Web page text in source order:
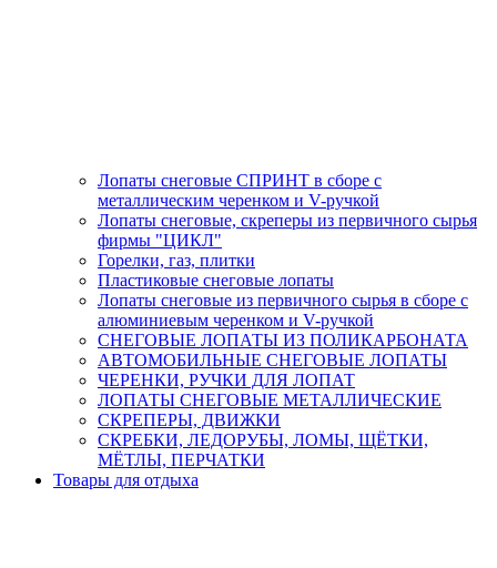
Лопаты снеговые СПРИНТ в сборе с
металлическим черенком и V-ручкой
Лопаты снеговые, скреперы из первичного сырья
фирмы "ЦИКЛ"
Горелки, газ, плитки
Пластиковые снеговые лопаты
Лопаты снеговые из первичного сырья в сборе с
алюминиевым черенком и V-ручкой
СНЕГОВЫЕ ЛОПАТЫ ИЗ ПОЛИКАРБОНАТА
АВТОМОБИЛЬНЫЕ СНЕГОВЫЕ ЛОПАТЫ
ЧЕРЕНКИ, РУЧКИ ДЛЯ ЛОПАТ
ЛОПАТЫ СНЕГОВЫЕ МЕТАЛЛИЧЕСКИЕ
СКРЕПЕРЫ, ДВИЖКИ
СКРЕБКИ, ЛЕДОРУБЫ, ЛОМЫ, ЩЁТКИ,
МЁТЛЫ, ПЕРЧАТКИ
Товары для отдыха